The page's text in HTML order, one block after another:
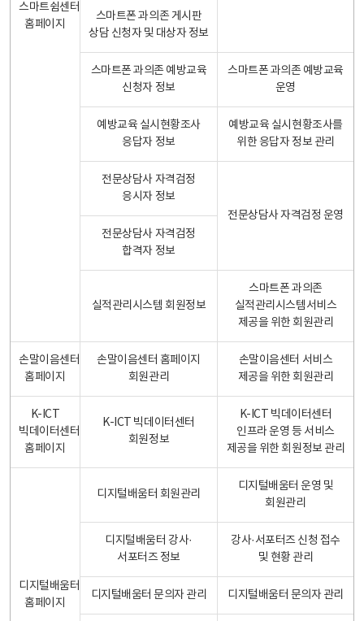
스마트쉼센터
홈페이지
스마트폰 과의존 게시판
상담 신청자 및 대상자 정보
스마트폰 과의존 예방교육
신청자 정보
스마트폰 과의존 예방교육
운영
예방교육 실시현황조사
응답자 정보
예방교육 실시현황조사를
위한 응답자 정보 관리
전문상담사 자격검정
응시자 정보
전문상담사 자격검정 운영
전문상담사 자격검정
합격자 정보
실적관리시스템 회원정보
스마트폰 과의존
실적관리시스템서비스
제공을 위한 회원관리
손말이음센터
홈페이지
손말이음센터 홈페이지
회원관리
손말이음센터 서비스
제공을 위한 회원관리
K-ICT
빅데이터센터
홈페이지
K-ICT 빅데이터센터
회원정보
K-ICT 빅데이터센터
인프라 운영 등 서비스
제공을 위한 회원정보 관리
디지털배움터
홈페이지
디지털배움터 회원관리
디지털배움터 운영 및
회원관리
디지털배움터 강사·
서포터즈 정보
강사·서포터즈 신청 접수
및 현황 관리
디지털배움터 문의자 관리 디지털배움터 문의자 관리